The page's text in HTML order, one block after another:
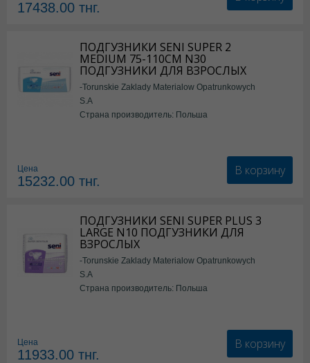
17438.00 тнг.
ПОДГУЗНИКИ SENI SUPER 2
MEDIUM 75-110СМ N30
ПОДГУЗНИКИ ДЛЯ ВЗРОСЛЫХ
-Torunskie Zaklady Materialow Opatrunkowych
S.A
Страна производитель: Польша
Цена
15232.00 тнг.
В корзину
ПОДГУЗНИКИ SENI SUPER PLUS 3
LARGE N10 ПОДГУЗНИКИ ДЛЯ
ВЗРОСЛЫХ
-Torunskie Zaklady Materialow Opatrunkowych
S.A
Страна производитель: Польша
Цена
11933.00 тнг.
В корзину